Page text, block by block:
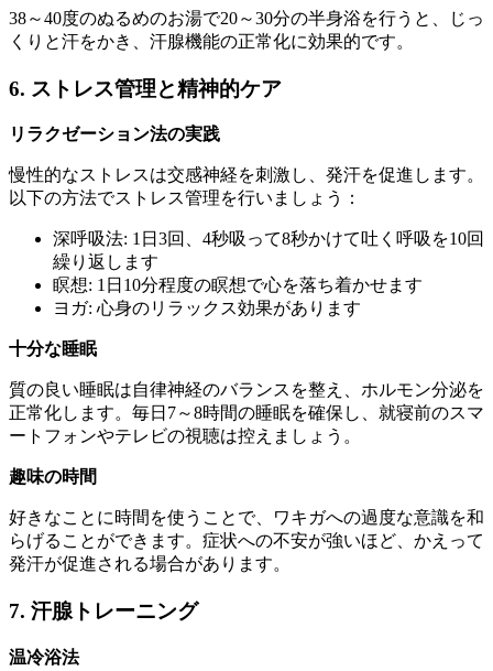
38～40度のぬるめのお湯で20～30分の半身浴を行うと、じっ
くりと汗をかき、汗腺機能の正常化に効果的です。
6. ストレス管理と精神的ケア
リラクゼーション法の実践
慢性的なストレスは交感神経を刺激し、発汗を促進します。
以下の方法でストレス管理を行いましょう：
深呼吸法: 1日3回、4秒吸って8秒かけて吐く呼吸を10回
繰り返します
瞑想: 1日10分程度の瞑想で心を落ち着かせます
ヨガ: 心身のリラックス効果があります
十分な睡眠
質の良い睡眠は自律神経のバランスを整え、ホルモン分泌を
正常化します。毎日7～8時間の睡眠を確保し、就寝前のスマ
ートフォンやテレビの視聴は控えましょう。
趣味の時間
好きなことに時間を使うことで、ワキガへの過度な意識を和
らげることができます。症状への不安が強いほど、かえって
発汗が促進される場合があります。
7. 汗腺トレーニング
温冷浴法